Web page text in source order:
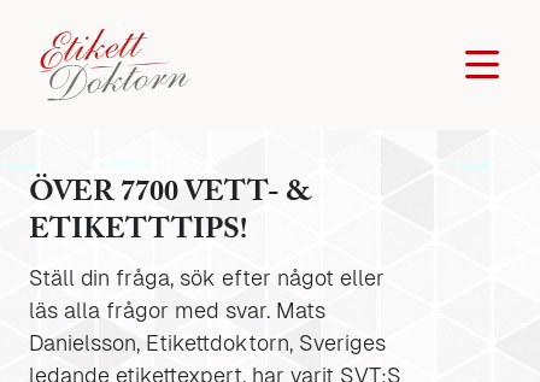
ÖVER 7700 VETT- &
ETIKETTTIPS!
Ställ din fråga, sök efter något eller
läs alla frågor med svar. Mats
Danielsson, Etikettdoktorn, Sveriges
ledande etikettexpert, har varit SVT:S